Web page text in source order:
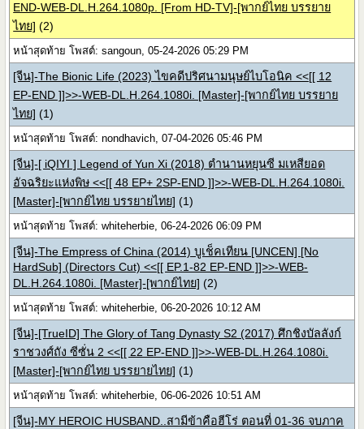
END-WEB-DL.H.264.1080p. [From HD-TV]-[พากย์ไทย บรรยาย
ไทย] (2)
หน้าสุดท้าย โพสต์: sangoun, 05-24-2026 05:29 PM
[จีน]-The Bionic Life (2023) ไขคดีปริศนามนุษย์ไบโอนิค <<[[ 12
EP-END ]]>>-WEB-DL.H.264.1080i. [Master]-[พากย์ไทย บรรยาย
ไทย] (1)
หน้าสุดท้าย โพสต์: nondhavich, 07-04-2026 05:46 PM
[จีน]-[ iQIYI ] Legend of Yun Xi (2018) ตำนานหยุนซี มเหสียอด
อัจฉริยะแห่งพิษ <<[[ 48 EP+ 2SP-END ]]>>-WEB-DL.H.264.1080i.
[Master]-[พากย์ไทย บรรยายไทย] (1)
หน้าสุดท้าย โพสต์: whiteherbie, 06-24-2026 06:09 PM
[จีน]-The Empress of China (2014) บูเช็คเทียน [UNCEN] [No
HardSub] (Directors Cut) <<[[ EP.1-82 EP-END ]]>>-WEB-
DL.H.264.1080i. [Master]-[พากย์ไทย] (2)
หน้าสุดท้าย โพสต์: whiteherbie, 06-20-2026 10:12 AM
[จีน]-[TrueID] The Glory of Tang Dynasty S2 (2017) ศึกชิงบัลลังก์
ราชวงศ์ถัง ซีซั่น 2 <<[[ 22 EP-END ]]>>-WEB-DL.H.264.1080i.
[Master]-[พากย์ไทย บรรยายไทย] (1)
หน้าสุดท้าย โพสต์: whiteherbie, 06-06-2026 10:51 AM
[จีน]-MY HEROIC HUSBAND..สามีข้าคือฮีโร่ ตอนที่ 01-36 จบภาค